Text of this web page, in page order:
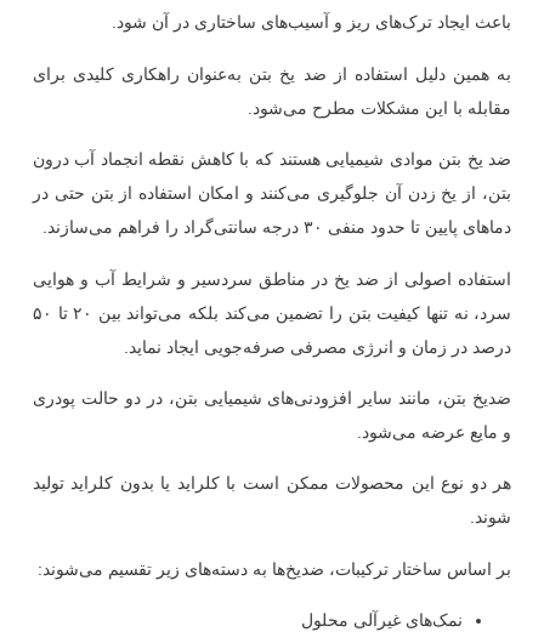
باعث ایجاد ترک‌های ریز و آسیب‌های ساختاری در آن شود.
به همین دلیل استفاده از ضد یخ بتن به‌عنوان راهکاری کلیدی برای
مقابله با این مشکلات مطرح می‌شود.
ضد یخ بتن موادی شیمیایی هستند که با کاهش نقطه انجماد آب درون
بتن، از یخ زدن آن جلوگیری می‌کنند و امکان استفاده از بتن حتی در
دماهای پایین تا حدود منفی ۳۰ درجه سانتی‌گراد را فراهم می‌سازند.
استفاده اصولی از ضد یخ در مناطق سردسیر و شرایط آب و هوایی
سرد، نه تنها کیفیت بتن را تضمین می‌کند بلکه می‌تواند بین ۲۰ تا ۵۰
درصد در زمان و انرژی مصرفی صرفه‌جویی ایجاد نماید.
ضدیخ بتن، مانند سایر افزودنی‌های شیمیایی بتن، در دو حالت پودری
و مایع عرضه می‌شود.
هر دو نوع این محصولات ممکن است با کلراید یا بدون کلراید تولید
شوند.
بر اساس ساختار ترکیبات، ضدیخ‌ها به دسته‌های زیر تقسیم می‌شوند:
نمک‌های غیرآلی محلول